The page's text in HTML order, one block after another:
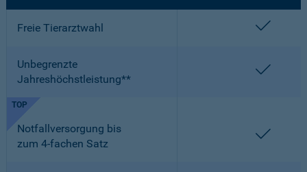
Freie Tierarztwahl
Unbegrenzte
Jahreshöchstleistung**
Notfallversorgung bis
zum 4-fachen Satz
TOP